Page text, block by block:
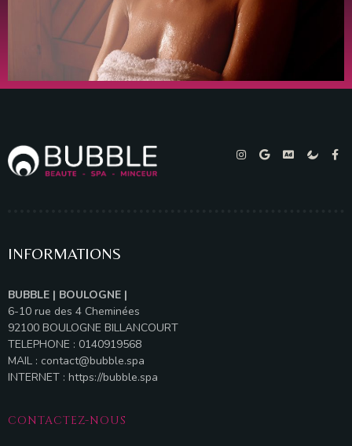
INFORMATIONS
BUBBLE | BOULOGNE |
6-10 rue des 4 Cheminées
92100 BOULOGNE BILLANCOURT
TELEPHONE : 0140919568
MAIL : contact@bubble.spa
INTERNET : https://bubble.spa
CONTACTEZ-NOUS